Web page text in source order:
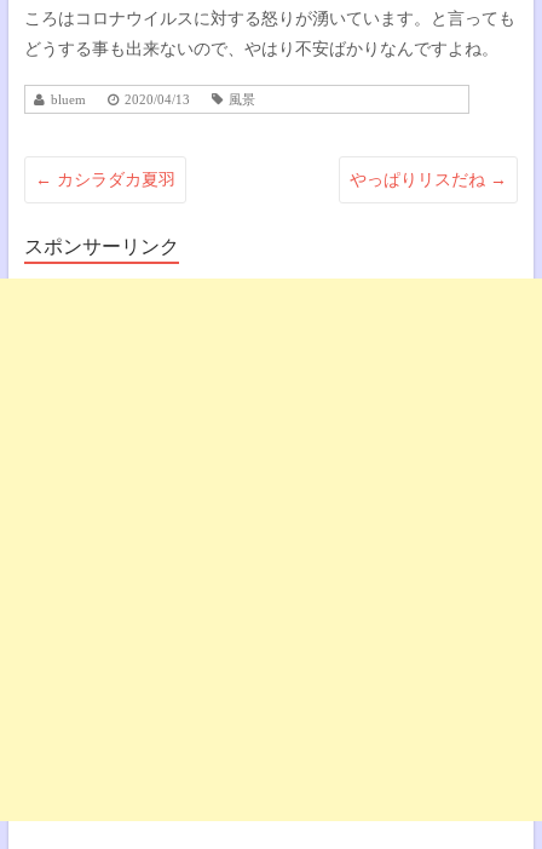
ころはコロナウイルスに対する怒りが湧いています。と言っても
どうする事も出来ないので、やはり不安ばかりなんですよね。
bluem 2020/04/13 風景
← カシラダカ夏羽 やっぱりリスだね →
スポンサーリンク